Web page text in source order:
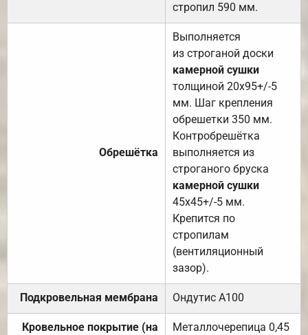
стропил 590 мм.
Обрешётка
Выполняется
из строганой доски
камерной сушки
толщиной 20х95+/-5
мм. Шаг крепления
обрешетки 350 мм.
Контробрешётка
выполняется из
строганого бруска
камерной сушки
45х45+/-5 мм.
Крепится по
стропилам
(вентиляционный
зазор).
Подкровельная мембрана Ондутис А100
Кровельное покрытие (на
Металлочерепица 0,45